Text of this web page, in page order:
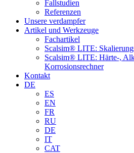
Fallstudien
Referenzen
Unsere verdampfer
Artikel und Werkzeuge
Fachartikel
Scalsim® LITE:
Scalsim® LITE: Härte-,
Korrosionsrechner
Kontakt
DE
ES
EN
FR
RU
DE
IT
CAT